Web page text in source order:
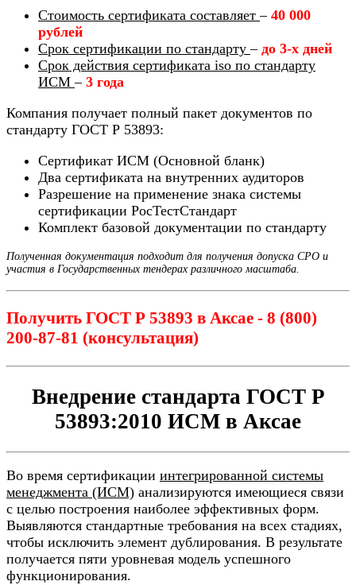
Стоимость сертификата составляет– 40 000
рублей
Срок сертификации по стандарту– до 3-х дней
Срок действия сертификата iso по стандарту
ИСМ– 3 года
Компания получает полный пакет документов по
стандарту ГОСТ Р 53893:
Сертификат ИСМ (Основной бланк)
Два сертификата на внутренних аудиторов
Разрешение на применение знака системы
сертификации РосТестСтандарт
Комплект базовой документации по стандарту
Полученная документация подходит для получения допуска СРО и
участия в Государственных тендерах различного масштаба.
Получить ГОСТ Р 53893 в Аксае - 8 (800)
200-87-81 (консультация)
Внедрение стандарта ГОСТ Р
53893:2010 ИСМ в Аксае
Во время сертификации интегрированной системы
менеджмента (ИСМ) анализируются имеющиеся связи
с целью построения наиболее эффективных форм.
Выявляются стандартные требования на всех стадиях,
чтобы исключить элемент дублирования. В результате
получается пяти уровневая модель успешного
функционирования.